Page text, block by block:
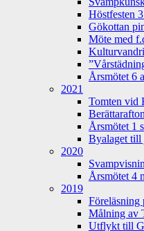
Höstfesten
Gökottan
Möte med
Årsmötet 6
2021
Tomten vid
Årsmötet 1
Byalaget till
2020
Årsmötet 4
2019
Föreläsning
Målning av
Utflykt till